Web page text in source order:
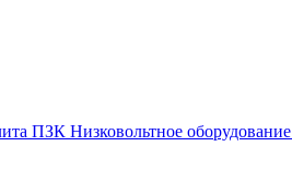
ПЗК Низковольтное оборудование